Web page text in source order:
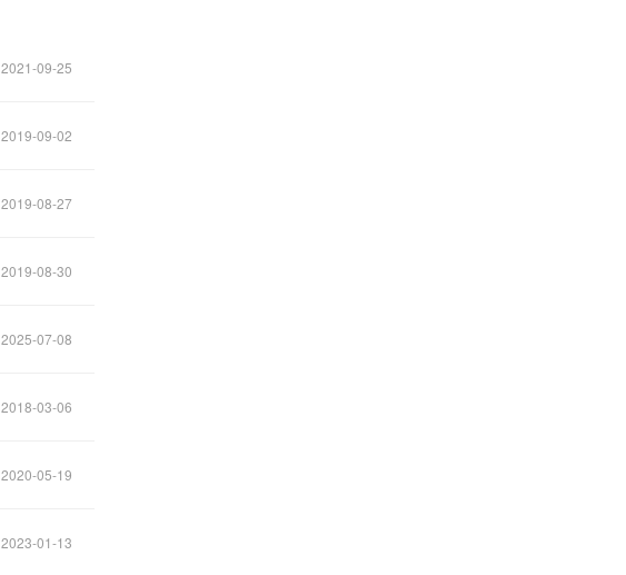
2021-09-25
2019-09-02
2019-08-27
2019-08-30
2025-07-08
2018-03-06
2020-05-19
2023-01-13